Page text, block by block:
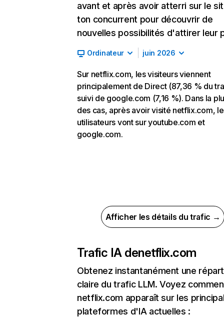
avant et après avoir atterri sur le
ton concurrent pour découvrir de
nouvelles possibilités d'attirer leur
Ordinateur juin 2026
Sur netflix.com, les visiteurs viennent
principalement de Direct (87,36 % du
suivi de google.com (7,16 %). Dans la
des cas, après avoir visité netflix.com,
utilisateurs vont sur youtube.com et
google.com.
Afficher les détails du trafic →
Trafic IA denetflix.com
Obtenez instantanément une
claire du trafic LLM. Voyez
netflix.com apparaît sur les
plateformes d'IA actuelles :